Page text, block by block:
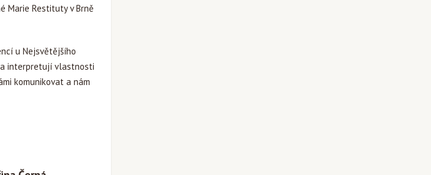
Marie Restituty v Brně
u Nejsvětějšího
interpretují vlastnosti
komunikovat a nám